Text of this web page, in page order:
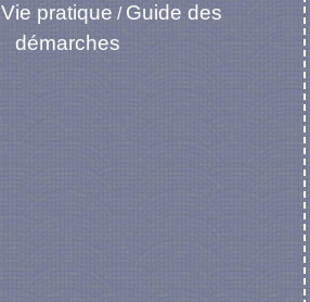
Vie pratique / Guide des
démarches